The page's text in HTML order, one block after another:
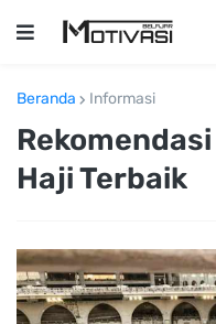
Beranda Informasi
Haji Terbaik